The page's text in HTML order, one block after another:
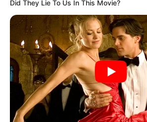
Did They Lie To Us In This Movie?